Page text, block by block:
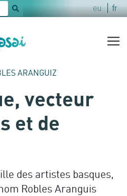
eu fr
ARANGUIZ
vecteur
et de
des artistes basques,
Robles Aranguis